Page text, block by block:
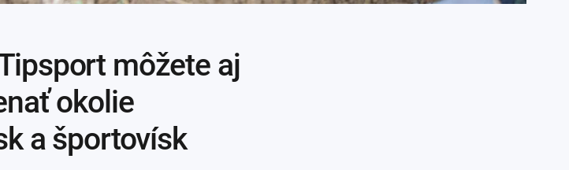
môžete aj
okolie
a športovísk